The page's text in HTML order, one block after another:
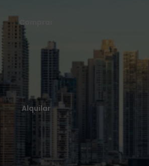
Comprar
una de las decisiones más importantes que
tomarás en tu vida.
Ver más
Alquilar
experiencia y conocimiento en bienes
a tu lado en todo el proceso.